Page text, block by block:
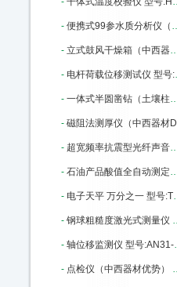
- 便携式99参水质分析仪（中西器材优势） 型号:ZK13-WDC-PC03库号：M316536
- 立式鼓风干燥箱（中西器材） 型号:M157916库号：M157916
- 电杆荷载位移测试仪 型号:WY18-170436库号：M170436
- 一体式半圆凿钻（土壤柱状采样土钻） 型号:BJ7-Y1库号：M175722
- 磁阻法测厚仪（中西器材D优势） 型号:SH24-HCC-18A库号：M179209
- 超宽频率抗震型光纤声音传感器 进口 型号:MKM-2200库号：M314923
- 石油产品酸值全自动测定仪 中西优势 型号:XJ93-ZHSZ601库号：M335894
- 电子天平 万分之一 型号:TT12-FA1204库号：M379173
- 钢球粗糙度激光式测量仪 型号:LY71-CU9505B库号：M385937
- 轴位移监测仪 型号:AN31-VB-Z410库号：M389977
- 点检仪（中西器材优势） 型号:SH24-HY-880库号：M364080